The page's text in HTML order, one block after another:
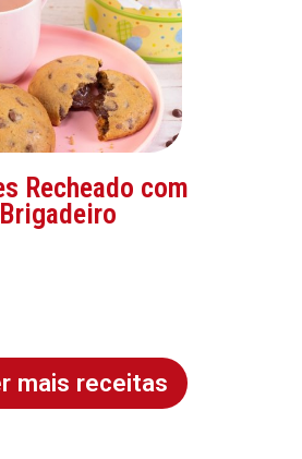
Recheado com
Brigadeiro
mais receitas